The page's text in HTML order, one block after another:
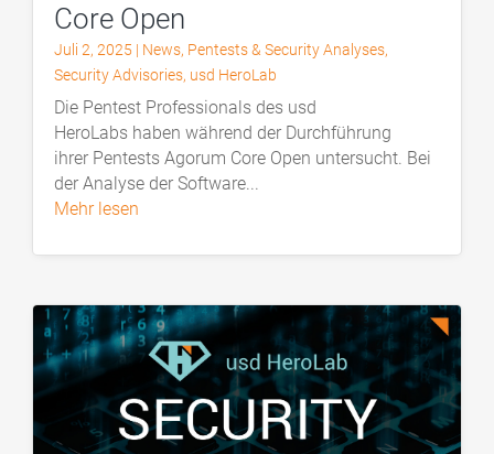
Core Open
Juli 2, 2025 | News, Pentests & Security Analyses,
Security Advisories, usd HeroLab
Die Pentest Professionals des usd
HeroLabs haben während der Durchführung
ihrer Pentests Agorum Core Open untersucht. Bei
der Analyse der Software...
mehr lesen